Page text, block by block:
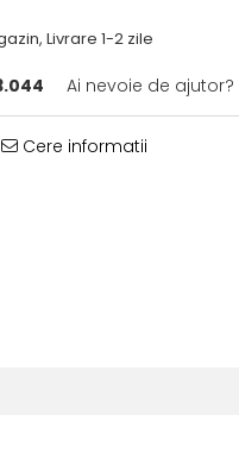
Livrare 1-2 zile
Ai nevoie de ajutor?
Cere informatii